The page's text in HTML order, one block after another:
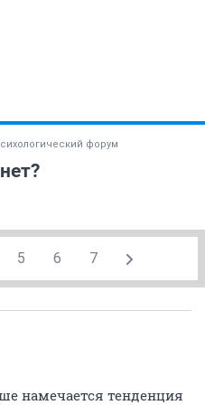
форум
5 6 7
намечается тенденция